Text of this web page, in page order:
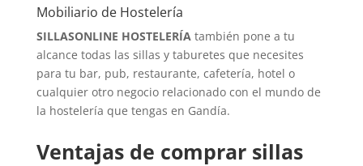
Mobiliario de Hostelería
SILLASONLINE HOSTELERÍAtambién pone a tu
alcance todas las sillas y taburetes que necesites
para tu bar, pub, restaurante, cafetería, hotel o
cualquier otro negocio relacionado con el mundo de
la hostelería que tengas en Gandía.
Ventajas de comprar sillas